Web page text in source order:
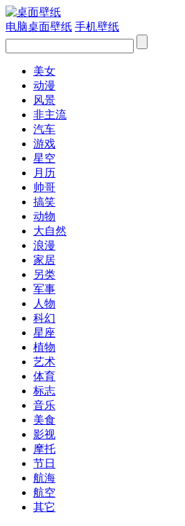
电脑桌面壁纸 手机壁纸
美女
动漫
风景
非主流
汽车
游戏
星空
月历
帅哥
搞笑
动物
大自然
浪漫
家居
另类
军事
人物
科幻
星座
植物
艺术
体育
标志
音乐
美食
影视
摩托
节日
航海
航空
其它